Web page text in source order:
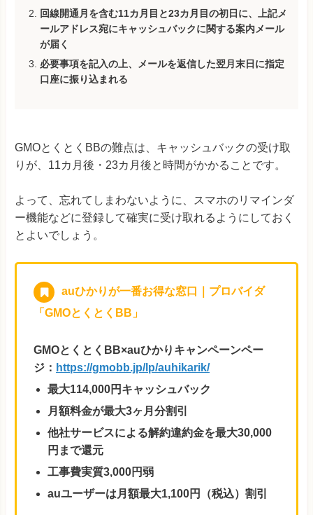
回線開通月を含む11カ月目と23カ月目の初日に、上記メ
ールアドレス宛にキャッシュバックに関する案内メール
が届く
必要事項を記入の上、メールを返信した翌月末日に指定
口座に振り込まれる
GMOとくとくBBの難点は、キャッシュバックの受け取
りが、11カ月後・23カ月後と時間がかかることです。
よって、忘れてしまわないように、スマホのリマインダ
ー機能などに登録して確実に受け取れるようにしておく
とよいでしょう。
auひかりが一番お得な窓口｜プロバイダ
「GMOとくとくBB」
GMOとくとくBB×auひかりキャンペーンペー
ジ： https://gmobb.jp/lp/auhikarik/
最大114,000円キャッシュバック
月額料金が最大3ヶ月分割引
他社サービスによる解約違約金を最大30,000
円まで還元
工事費実質3,000円弱
auユーザーは月額最大1,100円（税込）割引